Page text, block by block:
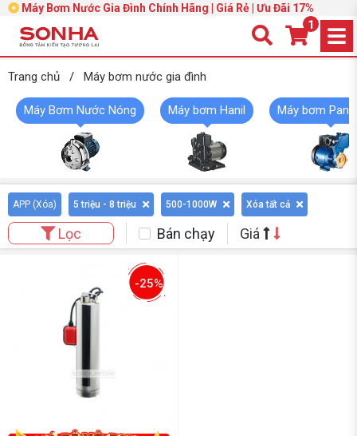
Máy Bơm Nước Gia Đình Chính Hãng | Giá Rẻ | Ưu Đãi 17%
1
Trang chủ / Máy bơm nước gia đình
Máy Bơm Nước Nóng Máy bơm Hanil Máy bơm
APP (Xóa) 5 triệu - 8 triệu 500-1000W Xóa tất cả
Lọc Bán chạy Giá
-25%